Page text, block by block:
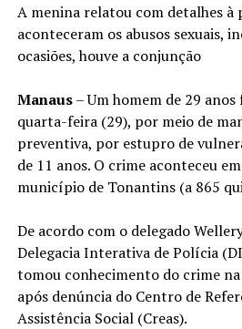
A menina relatou com detalhes à
aconteceram os abusos sexuais,
ocasiões, houve a conjunção
Manaus– Um homem de 29
quarta-feira (29), por meio de
preventiva, por estupro de
de 11 anos. O crime aconteceu
município de Tonantins (a 865
De acordo com o delegado
Delegacia Interativa de Polícia
tomou conhecimento do crime
após denúncia do Centro de
Assistência Social (Creas).